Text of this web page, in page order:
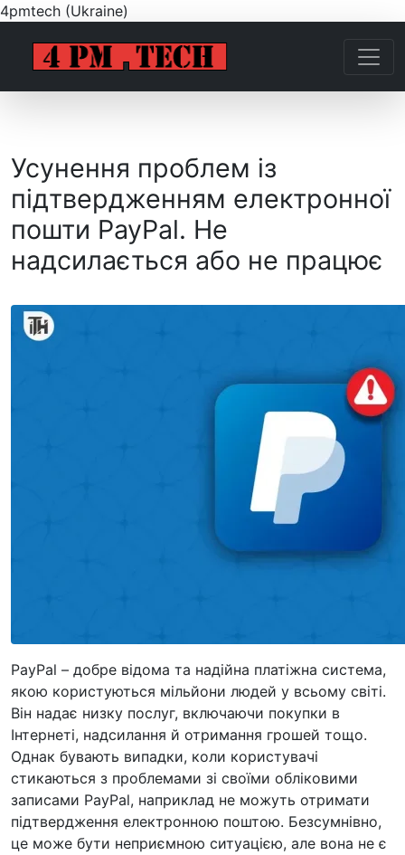
4pmtech (Ukraine)
Усунення проблем із
підтвердженням електронної
пошти PayPal. Не
надсилається або не працює
PayPal – добре відома та надійна платіжна система,
якою користуються мільйони людей у ​​всьому світі.
Він надає низку послуг, включаючи покупки в
Інтернеті, надсилання й отримання грошей тощо.
Однак бувають випадки, коли користувачі
стикаються з проблемами зі своїми обліковими
записами PayPal, наприклад не можуть отримати
підтвердження електронною поштою. Безсумнівно,
це може бути неприємною ситуацією, але вона не є